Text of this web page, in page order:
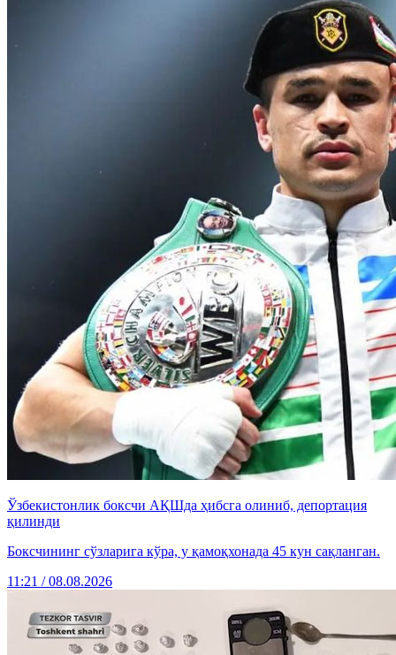
Ўзбекистонлик боксчи АҚШда ҳибсга олиниб, депортация
қилинди
Боксчининг сўзларига кўра, у қамоқхонада 45 кун сақланган.
11:21 / 08.08.2026